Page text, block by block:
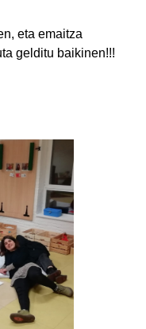
eta emaitza
gelditu baikinen!!!